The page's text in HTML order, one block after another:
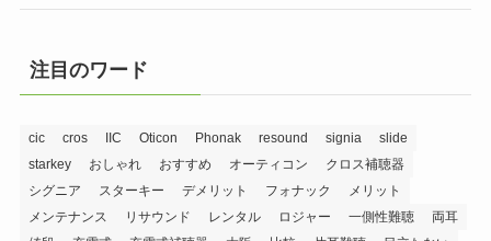
注目のワード
cic cros IIC Oticon Phonak resound signia
slide
starkey
おしゃれ おすすめ オーティコン
クロス補聴器
シグニア
スターキー デメリット フォナック
メリット
メンテナンス
リサウンド レンタル ロジャー 一側性難聴
両耳